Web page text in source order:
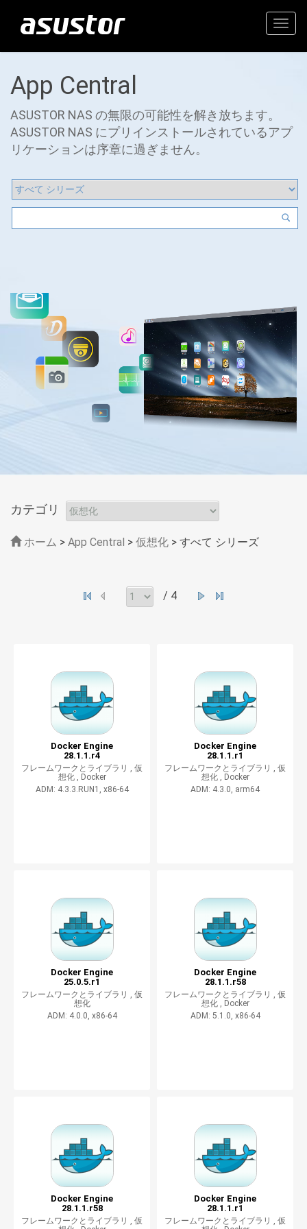
App Central
ASUSTOR NAS の無限の可能性を解き放ちます。
ASUSTOR NAS にプリインストールされているアプ
リケーションは序章に過ぎません。
カテゴリ
ホーム > App Central > 仮想化 > すべて シリーズ
/ 4
Docker Engine
28.1.1.r4
フレームワークとライブラリ , 仮
想化 ,
Docker
ADM: 4.3.3.RUN1, x86-64
Docker Engine
28.1.1.r1
フレームワークとライブラリ , 仮
想化 ,
Docker
ADM: 4.3.0, arm64
Docker Engine
25.0.5.r1
フレームワークとライブラリ , 仮
想化
ADM: 4.0.0, x86-64
Docker Engine
28.1.1.r58
フレームワークとライブラリ , 仮
想化 ,
Docker
ADM: 5.1.0, x86-64
Docker Engine
28.1.1.r58
フレームワークとライブラリ , 仮
Docker Engine
28.1.1.r1
フレームワークとライブラリ , 仮